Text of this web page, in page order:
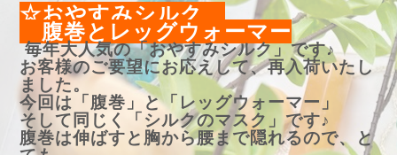
☆おやすみシルク
腹巻とレッグウォーマー
毎年大人気の「おやすみシルク」です♪
お客様のご要望にお応えして、再入荷いたし
ました。
今回は「腹巻」と「レッグウォーマー」
そして同じく「シルクのマスク」です♪
腹巻は伸ばすと胸から腰まで隠れるので、と